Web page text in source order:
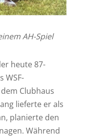
AH-Spiel
heute 87-
WSF-
Clubhaus
lieferte er als
planierte den
Während